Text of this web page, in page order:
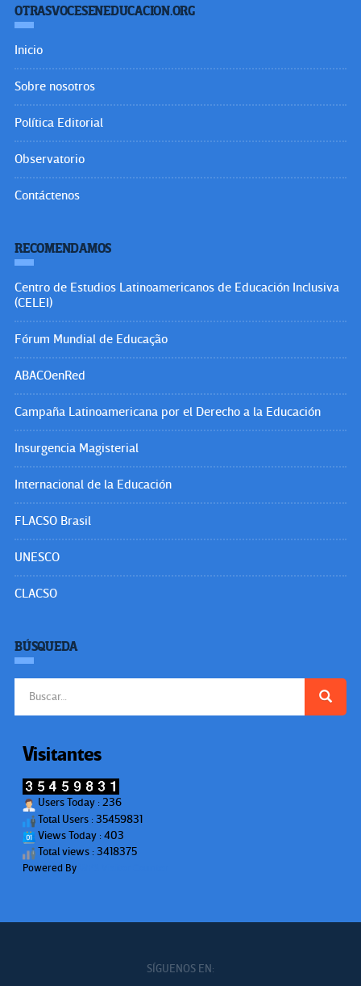
OTRASVOCESENEDUCACION.ORG
Inicio
Sobre nosotros
Política Editorial
Observatorio
Contáctenos
RECOMENDAMOS
Centro de Estudios Latinoamericanos de Educación Inclusiva
(CELEI)
Fórum Mundial de Educação
ABACOenRed
Campaña Latinoamericana por el Derecho a la Educación
Insurgencia Magisterial
Internacional de la Educación
FLACSO Brasil
UNESCO
CLACSO
BÚSQUEDA
Visitantes
Users Today : 236
Total Users : 35459831
Views Today : 403
Total views : 3418375
Powered By
SÍGUENOS EN: